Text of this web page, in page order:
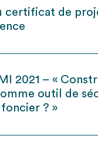
certificat de
2021 – «
outil de
? »